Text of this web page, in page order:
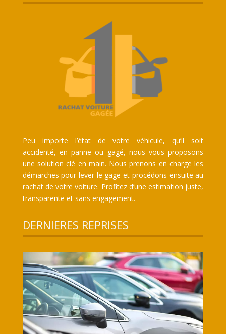
Peu importe l’état de votre véhicule, qu’il soit
accidenté, en panne ou gagé, nous vous proposons
une solution clé en main. Nous prenons en charge les
démarches pour lever le gage et procédons ensuite au
rachat de votre voiture. Profitez d’une estimation juste,
transparente et sans engagement.
DERNIERES REPRISES